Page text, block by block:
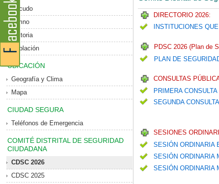
Escudo
Himno
Historia
Población
UBICACIÓN
Geografía y Clima
Mapa
CIUDAD SEGURA
Teléfonos de Emergencia
COMITÉ DISTRITAL DE SEGURIDAD
CIUDADANA
CDSC 2026
CDSC 2025
DIRECTORIO 2026:
INSTITUCIONES
PDSC 2026 (Plan de
PLAN DE
CONSULTAS
PRIMERA
SEGUNDA
SESIONES
SESIÓN ORDINARIA
SESIÓN ORDINARIA
SESIÓN ORDINARIA